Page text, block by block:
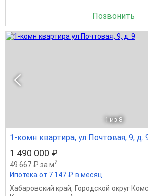
Позвонить
1 из 8
1-комн квартира, ул Почтовая, 9, д.
1 490 000 ₽
49 667 ₽ за м2
Ипотека от 7 147 ₽ в месяц
Хабаровский край, Городской округ